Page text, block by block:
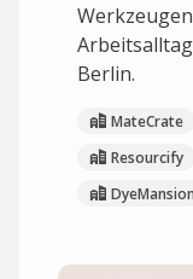
Berlin.
MateCrate
Resourcify
DyeMansion